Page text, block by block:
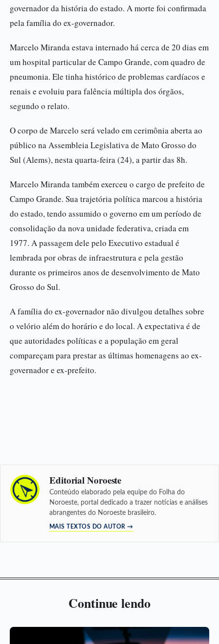
governador da história do estado. A morte foi confirmada
pela família do ex-governador.
Marcelo Miranda estava internado há cerca de 20 dias em
um hospital particular de Campo Grande, com quadro de
pneumonia. Ele tinha histórico de problemas cardíacos e
renais e evoluiu para falência múltipla dos órgãos,
segundo o relato.
O corpo de Marcelo será velado em cerimônia aberta ao
público na Assembleia Legislativa de Mato Grosso do
Sul (Alems), nesta quarta-feira (24), a partir das 8h.
Marcelo Miranda também exerceu o cargo de prefeito de
Campo Grande. Sua trajetória política marcou a história
do estado, tendo assumido o governo em um período de
consolidação da nova unidade federativa, criada em
1977. A passagem dele pelo Executivo estadual é
lembrada por obras de infraestrutura e pela gestão
durante os primeiros anos de desenvolvimento de Mato
Grosso do Sul.
A família do ex-governador não divulgou detalhes sobre
o velório além do horário e do local. A expectativa é de
que autoridades políticas e a população em geral
compareçam para prestar as últimas homenagens ao ex-
governador e ex-prefeito.
Editorial Noroeste
Conteúdo elaborado pela equipe do Folha do
Noroeste, portal dedicado a trazer notícias e análises
abrangentes do Noroeste brasileiro.
MAIS TEXTOS DO AUTOR →
Continue lendo